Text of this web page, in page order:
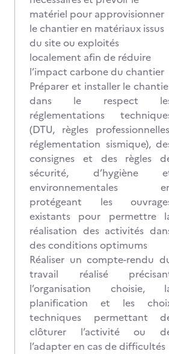
matériel pour approvisionner
le chantier en matériaux issus
du site ou exploités
localement afin de réduire
l’impact carbone du chantier
Préparer et installer le
dans le respect
réglementations
(DTU, règles
réglementation sismique),
consignes et des règles
sécurité, d’hygiène
environnementales
protégeant les
existants pour permettre
réalisation des activités
des conditions optimums
Réaliser un compte-rendu
travail réalisé
l’organisation choisie,
planification et les
techniques permettant
clôturer l’activité ou
l’adapter en cas de difficultés